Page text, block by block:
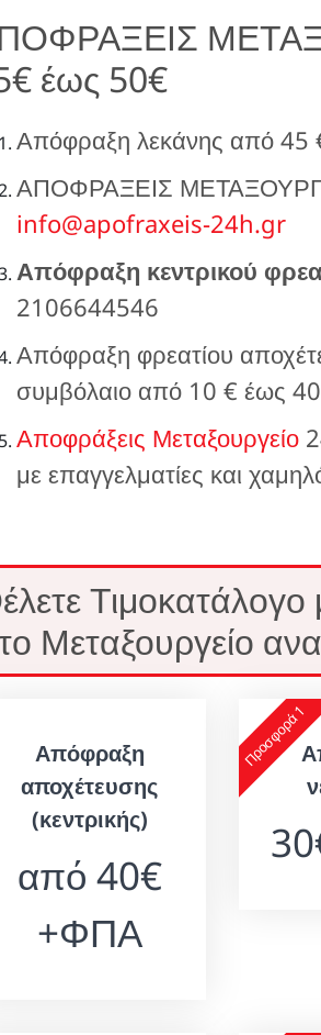
έως 50€
Απόφραξη λεκάνης από
ΑΠΟΦΡΑΞΕΙΣ
info@apofraxeis-24h.gr
Απόφραξη κεντρικού
2106644546
Απόφραξη φρεατίου
συμβόλαιο από 10 € έως
Αποφράξεις Μεταξουργείο
με επαγγελματίες και
Μεταξουργείο
Απόφραξη
αποχέτευσης
(κεντρικής)
από 40€
+ΦΠΑ
Προσφορά 1